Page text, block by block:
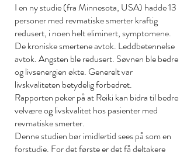
I en ny studie (fra Minnesota, USA) hadde 13
personer med revmatiske smerter kraftig
redusert, i noen helt eliminert, symptomene.
De kroniske smertene avtok. Leddbetennelse
avtok. Angsten ble redusert. Søvnen ble bedre
og livsenergien økte. Generelt var
livskvaliteten betydelig forbedret.
Rapporten peker på at Reiki kan bidra til bedre
velvære og livskvalitet hos pasienter med
revmatiske smerter.
Denne studien bør imidlertid sees på som en
forstudie. For det første er det få deltakere